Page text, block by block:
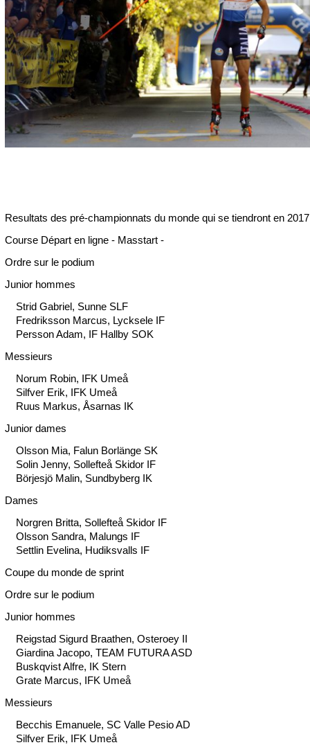
Resultats des pré-championnats du monde qui se tiendront en 2017
Course Départ en ligne - Masstart -
Ordre sur le podium
Junior hommes
Strid Gabriel, Sunne SLF
Fredriksson Marcus, Lycksele IF
Persson Adam, IF Hallby SOK
Messieurs
Norum Robin, IFK Umeå
Silfver Erik, IFK Umeå
Ruus Markus, Åsarnas IK
Junior dames
Olsson Mia, Falun Borlänge SK
Solin Jenny, Sollefteå Skidor IF
Börjesjö Malin, Sundbyberg IK
Dames
Norgren Britta, Sollefteå Skidor IF
Olsson Sandra, Malungs IF
Settlin Evelina, Hudiksvalls IF
Coupe du monde de sprint
Ordre sur le podium
Junior hommes
Reigstad Sigurd Braathen, Osteroey II
Giardina Jacopo, TEAM FUTURA ASD
Buskqvist Alfre, IK Stern
Grate Marcus, IFK Umeå
Messieurs
Becchis Emanuele, SC Valle Pesio AD
Silfver Erik, IFK Umeå